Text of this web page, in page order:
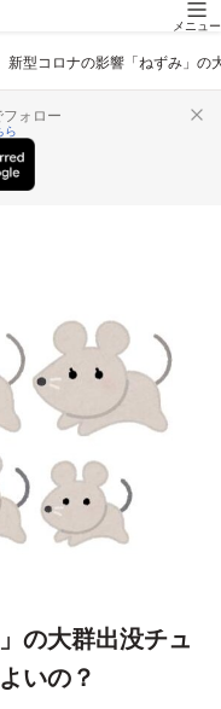
メニュー
新型コロナの影響「ねずみ」
ォロー
ら
の大群出没チュ
いの？